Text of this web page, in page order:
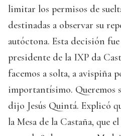
limitar los permisos de
destinadas a observar su
autóctona. Esta decisión
presidente de la IXP da
facemos a solta, a avispiña
importantísimo. Queremos
dijo Jesús Quintá. Explicó
la Mesa de la Castaña, que